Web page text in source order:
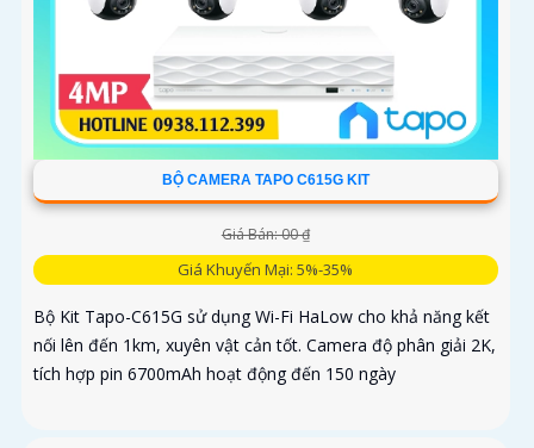
BỘ CAMERA TAPO C615G KIT
Giá Bán: 00 ₫
Giá Khuyến Mại: 5%-35%
Bộ Kit Tapo-C615G sử dụng Wi-Fi HaLow cho khả năng kết
nối lên đến 1km, xuyên vật cản tốt. Camera độ phân giải 2K,
tích hợp pin 6700mAh hoạt động đến 150 ngày